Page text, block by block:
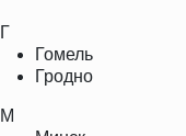
Г
Гомель
Гродно
М